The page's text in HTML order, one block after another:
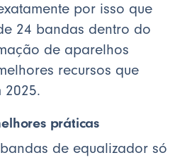
por isso que
24 bandas dentro do
de aparelhos
recursos que
2025.
práticas
de equalizador só